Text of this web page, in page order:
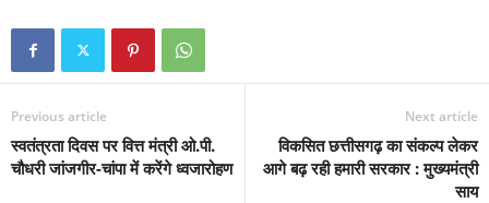
Previous article
स्वतंत्रता दिवस पर वित्त मंत्री ओ.पी.
चौधरी जांजगीर-चांपा में करेंगे ध्वजारोहण
Next article
विकसित छत्तीसगढ़ का संकल्प लेकर
आगे बढ़ रही हमारी सरकार : मुख्यमंत्री
साय